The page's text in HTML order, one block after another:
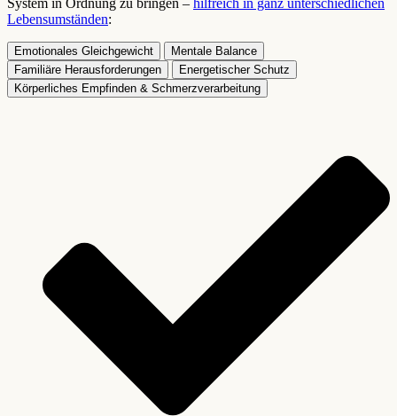
System in Ordnung zu bringen – hilfreich in ganz unterschiedlichen
Lebensumständen:
Emotionales Gleichgewicht
Mentale Balance
Familiäre Herausforderungen
Energetischer Schutz
Körperliches Empfinden & Schmerzverarbeitung